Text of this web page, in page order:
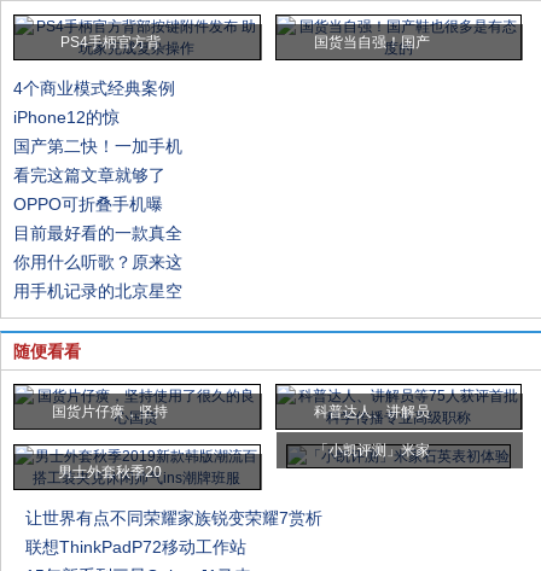
PS4手柄官方背 国货当自强！国产
4个商业模式经典案例
iPhone12的惊
国产第二快！一加手机
看完这篇文章就够了
OPPO可折叠手机曝
目前最好看的一款真全
你用什么听歌？原来这
用手机记录的北京星空
随便看看
国货片仔癀，坚持 科普达人、讲解员
男士外套秋季20
「小凯评测」米家
让世界有点不同荣耀家族锐变荣耀7赏析
联想ThinkPadP72移动工作站